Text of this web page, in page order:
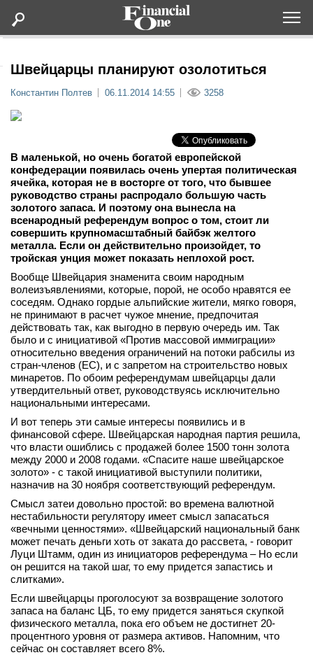
Lifestyle
Мероприятия
Новости
Интервью
вконтакте
телеграм
Стать автором
Вход
Швейцарцы планируют озолотиться
Константин Полтев 06.11.2014 14:55 3258
В маленькой, но очень богатой европейской
конфедерации появилась очень упертая политическая
ячейка, которая не в восторге от того, что бывшее
руководство страны распродало большую часть
золотого запаса. И поэтому она вынесла на
всенародный референдум вопрос о том, стоит ли
совершить крупномасштабный байбэк желтого
металла. Если он действительно произойдет, то
тройская унция может показать неплохой рост.
Вообще Швейцария знаменита своим народным
волеизъявлениями, которые, порой, не особо нравятся ее
соседям. Однако гордые альпийские жители, мягко говоря,
не принимают в расчет чужое мнение, предпочитая
действовать так, как выгодно в первую очередь им. Так
было и с инициативой «Против массовой иммиграции»
относительно введения ограничений на потоки рабсилы из
стран-членов (ЕС), и с запретом на строительство новых
минаретов. По обоим референдумам швейцарцы дали
утвердительный ответ, руководствуясь исключительно
национальными интересами.
И вот теперь эти самые интересы появились и в
финансовой сфере. Швейцарская народная партия решила,
что власти ошиблись с продажей более 1500 тонн золота
между 2000 и 2008 годами. «Спасите наше швейцарское
золото» - с такой инициативой выступили политики,
назначив на 30 ноября соответствующий референдум.
Смысл затеи довольно простой: во времена валютной
нестабильности регулятору имеет смысл запасаться
«вечными ценностями». «Швейцарский национальный банк
может печать деньги хоть от заката до рассвета, - говорит
Луци Штамм, один из инициаторов референдума – Но если
он решится на такой шаг, то ему придется запастись и
слитками».
Если швейцарцы проголосуют за возвращение золотого
запаса на баланс ЦБ, то ему придется заняться скупкой
физического металла, пока его объем не достигнет 20-
процентного уровня от размера активов. Напомним, что
сейчас он составляет всего 8%.